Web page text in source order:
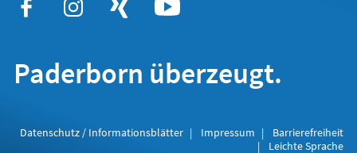
Paderborn überzeugt.
Datenschutz / Informationsblätter Impressum
Barrierefreiheit
Leichte Sprache